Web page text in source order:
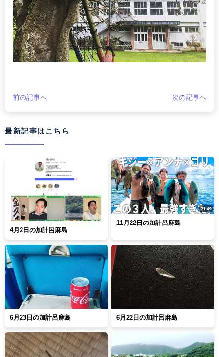
前の記事へ 次の記事へ
最新記事はこちら
4月2日の加計呂麻島
11月22日の加計呂麻島
6月23日の加計呂麻島 6月22日の加計呂麻島